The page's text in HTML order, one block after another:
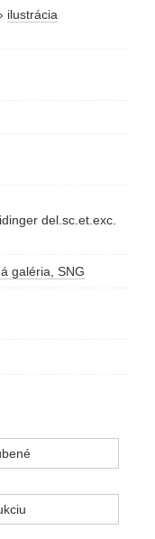
› ilustrácia
del.sc.et.exc.
galéria, SNG